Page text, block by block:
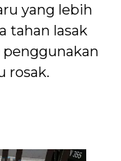
yang lebih
tahan lasak
rosak.